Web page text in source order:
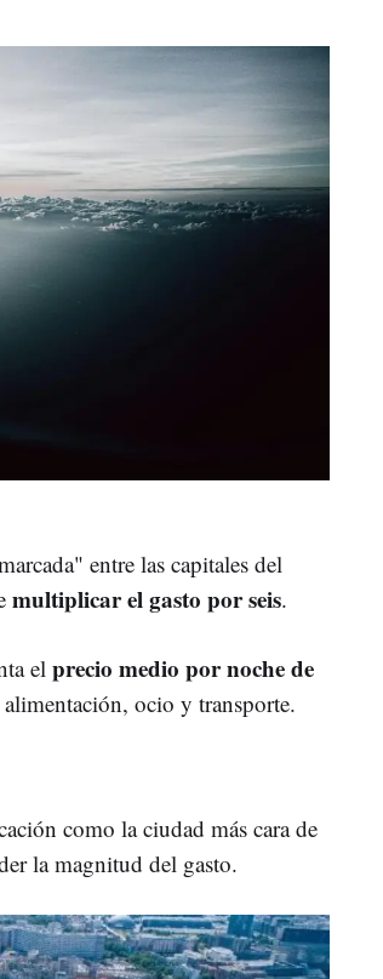
entre las capitales del
multiplicar el gasto por seis.
el precio medio por noche de
ocio y transporte.
como la ciudad más cara de
la magnitud del gasto.